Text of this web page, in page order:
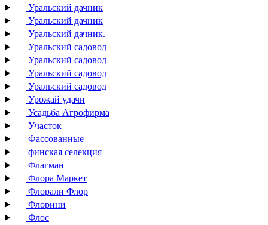
Уральский дачник
Уральский дачник
Уральский дачник.
Уральский садовод
Уральский садовод
Уральский садовод
Уральский садовод
Урожай удачи
Усадьба Агрофирма
Участок
Фассованные
финская селекция
Флагман
Флора Маркет
Флорали Флор
Флорини
Флос